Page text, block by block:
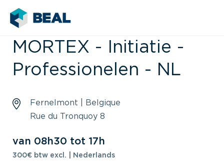
MORTEX - Initiatie -
Professionelen - NL
Fernelmont | Belgique
Rue du Tronquoy 8
van 08h30 tot 17h
300€ btw excl. | Nederlands